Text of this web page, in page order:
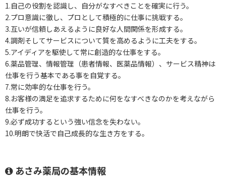
1.自己の役割を認識し、自分がなすべきことを確実に行う。
2.プロ意識に徹し、プロとして積極的に仕事に挑戦する。
3.互いが信頼しあえるように良好な人間関係を形成する。
4.調剤そしてサービスについて質を高めるように工夫をする。
5.アイディアを駆使して常に創造的な仕事をする。
6.薬品管理、情報管理（患者情報、医薬品情報）、サービス精神は
仕事を行う基本である事を自覚する。
7.常に効率的な仕事を行う。
8.お客様の満足を追求するために何をなすべきなのかを考えながら
仕事を行う。
9.必ず成功するという強い信念を失わない。
10.明朗で快活で自己成長的な生き方をする。
あさみ薬局の基本情報